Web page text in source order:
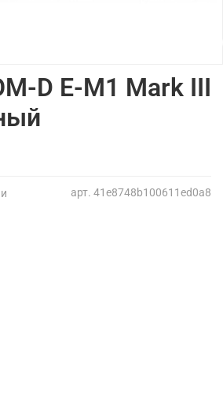
арт. 41e8748b100611ed0a8
D E-M1 Mark III